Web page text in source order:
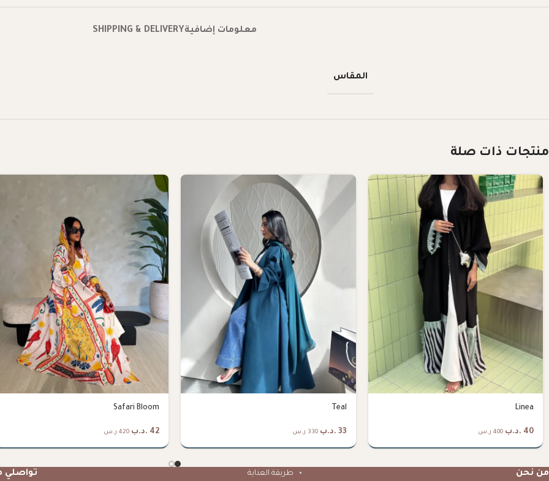
معلومات إضافيةSHIPPING & DELIVERY
المقاس
منتجات ذات صلة
Linea
40 .د.ب 400 ر.س
Teal
33 .د.ب 330 ر.س
Safari Bloom
42 .د.ب 420 ر.س
من نحن طريقة العناية تواصلي